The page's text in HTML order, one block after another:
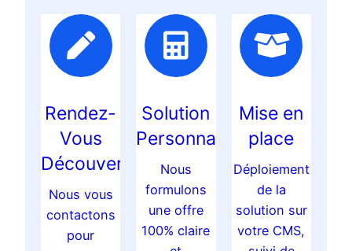
Rendez-
Vous
Découverte
Nous vous
contactons
pour
Solution
Personnalisée
Nous
formulons
une offre
100% claire
Mise en
place
Déploiement
de la
solution sur
votre CMS,